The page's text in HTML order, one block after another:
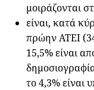
μοιράζονται
είναι, κατά
πρώην ΑΤΕΙ
15,5% είναι
το 4,3% είναι